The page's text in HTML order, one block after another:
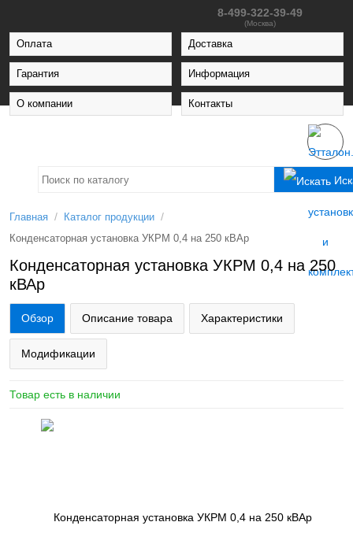
8-499-322-39-49
(Москва)
Оплата Доставка
Гарантия Информация
О компании Контакты
Главная / Каталог продукции /
Конденсаторная установка УКРМ 0,4 на 250 кВАр
Конденсаторная установка УКРМ 0,4 на 250
кВАр
Обзор Описание товара Характеристики
Модификации
Товар есть в наличии